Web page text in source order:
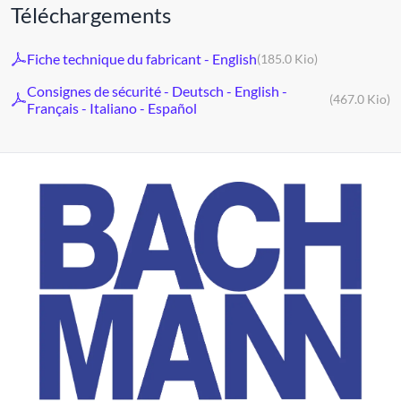
Téléchargements
Fiche technique du fabricant - English(185.0 Kio)
Consignes de sécurité - Deutsch - English -
Français - Italiano - Español
(467.0 Kio)